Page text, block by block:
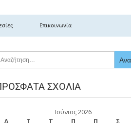
Επικοινωνία
ΣΧΌΛΙΑ
Ιούνιος 2026
Δ
Τ Τ Π Π Σ